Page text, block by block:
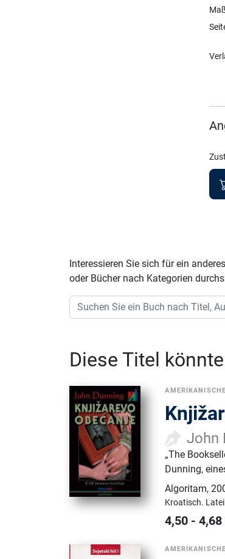
Interessieren Sie sich für ein
oder Bücher nach Kategorien
Diese Titel
John
„The
Dunning,
Algoritam,
Kroatisch.
4,50 -4,68